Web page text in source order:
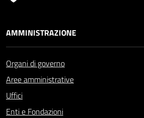
AMMINISTRAZIONE
Organi di governo
Aree amministrative
Uffici
Enti e Fondazioni